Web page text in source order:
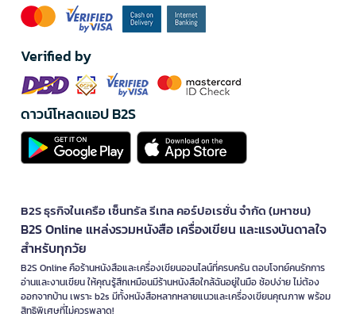
Verified by
ดาวน์โหลดแอป B2S
B2S ธุรกิจในเครือ เซ็นทรัล รีเทล คอร์ปอเรชั่น จำกัด (มหาชน)
B2S Online แหล่งรวมหนังสือ เครื่องเขียน และแรงบันดาลใจ
สำหรับทุกวัย
B2S Online คือร้านหนังสือและเครื่องเขียนออนไลน์ที่ครบครัน ตอบโจทย์คนรักการ
อ่านและงานเขียน ให้คุณรู้สึกเหมือนมีร้านหนังสือใกล้ฉันอยู่ในมือ ช้อปง่าย ไม่ต้อง
ออกจากบ้าน เพราะ b2s มีทั้งหนังสือหลากหลายแนวและเครื่องเขียนคุณภาพ พร้อม
สิทธิพิเศษที่ไม่ควรพลาด!